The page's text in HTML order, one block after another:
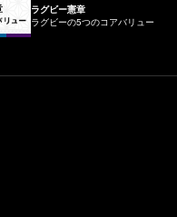
ラグビー憲章
ラグビーの5つのコアバリュー